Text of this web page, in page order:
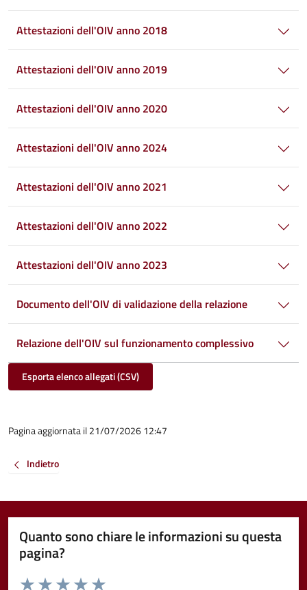
Attestazioni dell'OIV anno 2018
Attestazioni dell'OIV anno 2019
Attestazioni dell'OIV anno 2020
Attestazioni dell'OIV anno 2024
Attestazioni dell'OIV anno 2021
Attestazioni dell'OIV anno 2022
Attestazioni dell'OIV anno 2023
Documento dell'OIV di validazione della relazione
Relazione dell'OIV sul funzionamento complessivo
Esporta elenco allegati (CSV)
Pagina aggiornata il 21/07/2026 12:47
Indietro
Quanto sono chiare le informazioni su questa
pagina?
Valuta da 1 a 5 stelle la pagina